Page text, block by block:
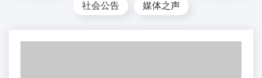
社会公告 媒体之声